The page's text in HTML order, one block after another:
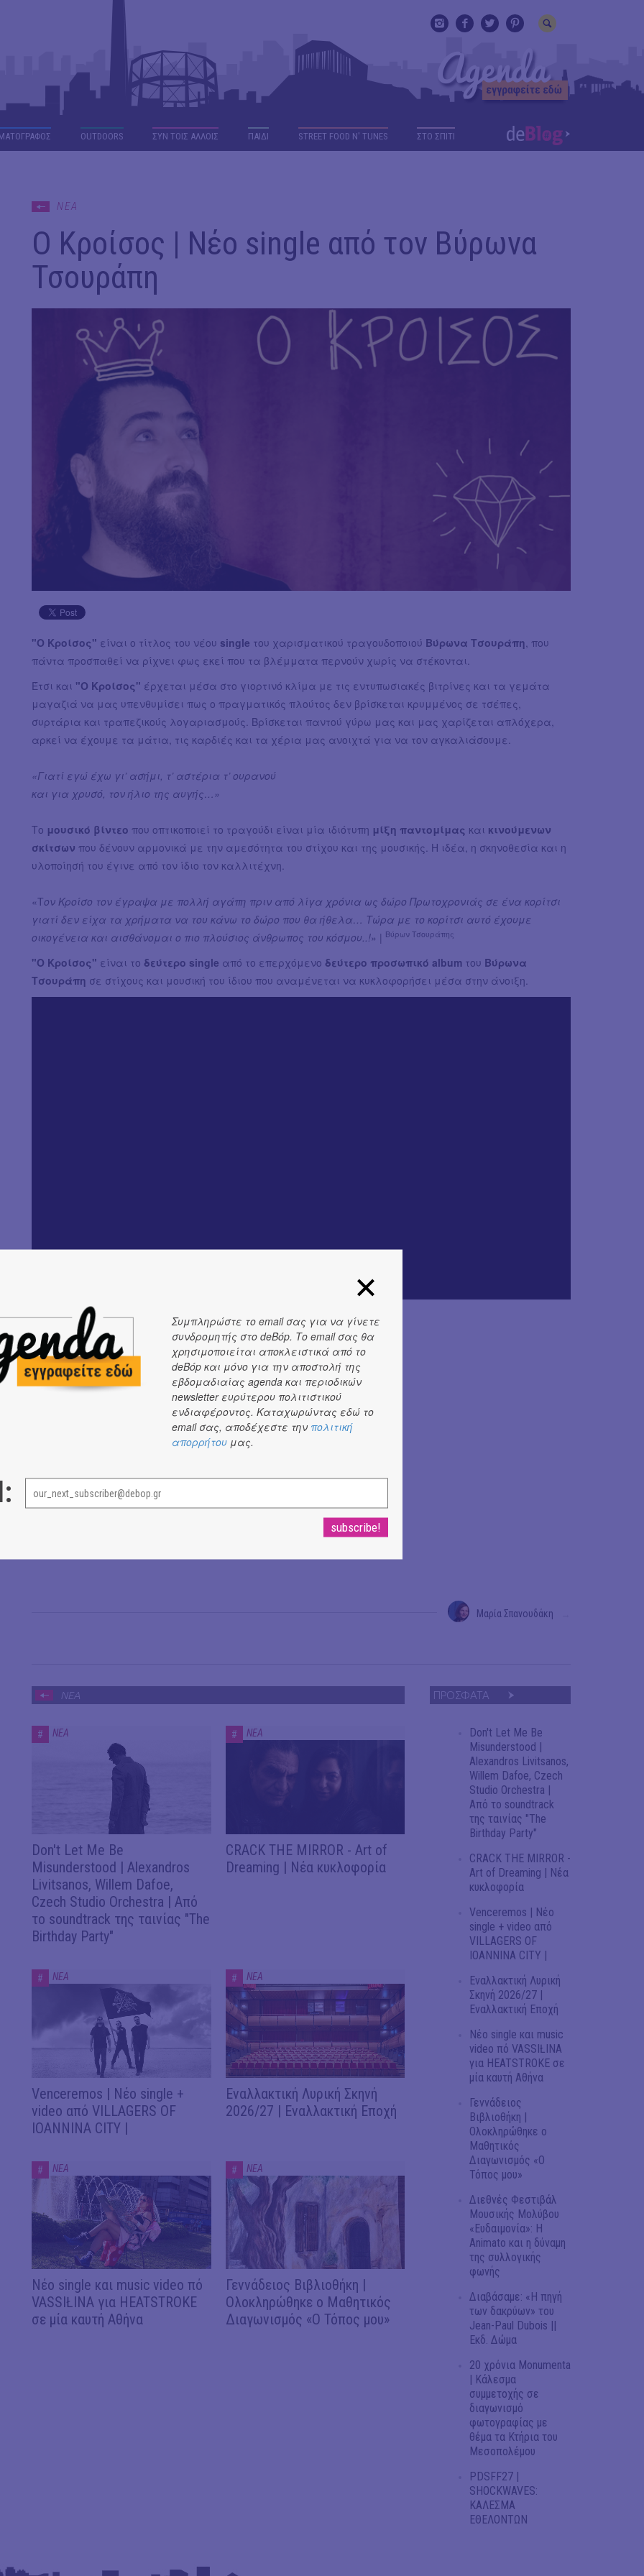
OUTDΟORS ΣΥΝ ΤΟΙΣ ΑΛΛΟΙΣ ΠΑΙΔΙ STREET FOOD N' TUNES ΣΤΟ ΣΠΙΤΙ
ΝΕΑ
Ο Κροίσος | Νέο single από τον Βύρωνα
Τσουράπη
"Ο Κροίσος" είναι ο τίτλος του νέου single του χαρισματικού τραγουδοποιού Βύρωνα Τσουράπη , που
πάντα προσπαθεί να ρίχνει φως εκεί που τα βλέμματα περνούν χωρίς να στέκονται.
Έτσι και "Ο Κροίσος" έρχεται μέσα στο γιορτινό κλίμα με τις εντυπωσιακές βιτρίνες και τα γεμάτα
μαγαζιά να μας υπενθυμίσει πως ο πραγματικός πλούτος δεν βρίσκεται κρυμμένος σε τσέπες,
συρτάρια και τραπεζικούς λογαριασμούς. Βρίσκεται παντού γύρω μας και μας χαρίζεται απλόχερα,
αρκεί να έχουμε τα μάτια, τις καρδιές και τα χέρια μας ανοιχτά για να τον αγκαλιάσουμε.
«Γιατί εγώ έχω γι’ ασήμι, τ’ αστέρια τ’ ουρανού
και για χρυσό, τον ήλιο της αυγής…»
Το μουσικό βίντεο που οπτικοποιεί το τραγούδι είναι μία ιδιότυπη μίξη παντομίμας και κινούμενων
σκίτσων που δένουν αρμονικά με την αμεσότητα του στίχου και της μουσικής. Η ιδέα, η σκηνοθεσία και η
υλοποίησή του έγινε από τον ίδιο τον καλλιτέχνη.
«Τον Κροίσο τον έγραψα με πολλή αγάπη πριν από λίγα χρόνια ως δώρο Πρωτοχρονιάς σε ένα κορίτσι
γιατί δεν είχα τα χρήματα να του κάνω το δώρο που θα ήθελα… Τώρα με το κορίτσι αυτό έχουμε
οικογένεια και αισθάνομαι ο πιο πλούσιος άνθρωπος του κόσμου..!» | Βύρων Τσουράπης
"Ο Κροίσος" είναι το δεύτερο single από το επερχόμενο δεύτερο προσωπικό album του Βύρωνα
Τσουράπη σε στίχους και μουσική του ίδιου που αναμένεται να κυκλοφορήσει μέσα στην άνοιξη.
Συντελεστές
Στίχοι-Μουσική-Παραγωγή: Βύρων Τσουράπης
Πλήκτρα: Στέλιος Φραγκούς
Τύμπανα: Θανάσης Τσακιράκης
Φωνή-Γιουκαλίλι-Κοντραμπάσο: Βύρων Τσουράπης
Μαρία Σπανουδάκη
ΝΕΑ
# ΝΕΑ
Don't Let Me Be
Misunderstood | Alexandros
Livitsanos, Willem Dafoe,
Czech Studio Orchestra | Από
το soundtrack της ταινίας "The
Birthday Party"
# ΝΕΑ
CRACK THE MIRROR - Art of
Dreaming | Νέα κυκλοφορία
# ΝΕΑ
Venceremos | Νέο single +
video από VILLAGERS OF
IOANNINA CITY |
# ΝΕΑ
Εναλλακτική Λυρική Σκηνή
2026/27 | Εναλλακτική Εποχή
# ΝΕΑ
Νέο single και music video πό
VASSIŁINA για HEATSTROKE
σε μία καυτή Αθήνα
# ΝΕΑ
Γεννάδειος Βιβλιοθήκη |
Ολοκληρώθηκε ο Μαθητικός
Διαγωνισμός «Ο Τόπος μου»
ΠΡΟΣΦΑΤΑ
Don't Let Me Be
Misunderstood |
Alexandros Livitsanos,
Willem Dafoe, Czech
Studio Orchestra |
Από το soundtrack
της ταινίας "The
Birthday Party"
CRACK THE MIRROR -
Art of Dreaming | Νέα
κυκλοφορία
Venceremos | Νέο
single + video από
VILLAGERS OF
IOANNINA CITY |
Εναλλακτική Λυρική
Σκηνή 2026/27 |
Εναλλακτική Εποχή
Νέο single και music
video πό VASSIŁINA
για HEATSTROKE σε
μία καυτή Αθήνα
Γεννάδειος
Βιβλιοθήκη |
Ολοκληρώθηκε ο
Μαθητικός
Διαγωνισμός «Ο
Τόπος μου»
Διεθνές Φεστιβάλ
Μουσικής Μολύβου
«Ευδαιμονία»: Η
Animato και η δύναμη
της συλλογικής
φωνής
Διαβάσαμε: «Η πηγή
των δακρύων» του
Jean-Paul Dubois ||
Εκδ. Δώμα
20 χρόνια Monumenta
| Κάλεσμα
συμμετοχής σε
διαγωνισμό
φωτογραφίας με
θέμα τα Κτήρια του
Μεσοπολέμου
PDSFF27 |
SHOCKWAVES:
ΚΑΛΕΣΜΑ
ΕΘΕΛΟΝΤΩΝ
Συμπληρώστε το email σας για να γίνετε
συνδρομητής στο deBόp. Το email σας θα
χρησιμοποιείται αποκλειστικά από το
deBόp και μόνο για την αποστολή της
εβδομαδιαίας agenda και περιοδικών
newsletter ευρύτερου πολιτιστικού
ενδιαφέροντος. Καταχωρώντας εδώ το
email σας, αποδέχεστε την πολιτική
απορρήτου μας.